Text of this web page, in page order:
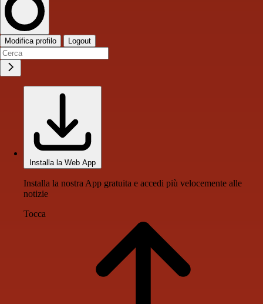
Modifica profilo Logout
Installa la Web App
Installa la nostra App gratuita e accedi più velocemente alle
notizie
Tocca